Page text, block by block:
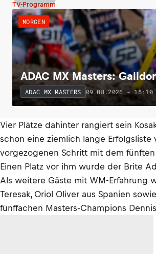
TV-Programm
MORGEN
ADAC MX Masters:
ADAC MX MASTERS 09.08.2026 - 15:10
Vier Plätze dahinter rangiert sein
schon eine ziemlich lange
vorgezogenen Schritt mit dem
Einen Platz vor ihm wurde der Brite
Als weitere Gäste mit WM-Erfahrung
Teresak, Oriol Oliver aus Spanien
fünffachen Masters-Champions